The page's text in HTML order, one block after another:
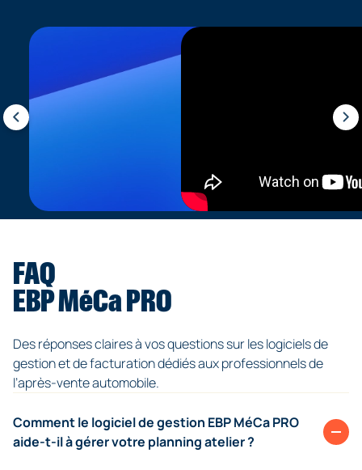
FAQ
EBP MéCa PRO
Des réponses claires à vos questions sur les logiciels de
gestion et de facturation dédiés aux professionnels de
l’après-vente automobile.
Comment le logiciel de gestion EBP MéCa PRO
aide-t-il à gérer votre planning atelier ?